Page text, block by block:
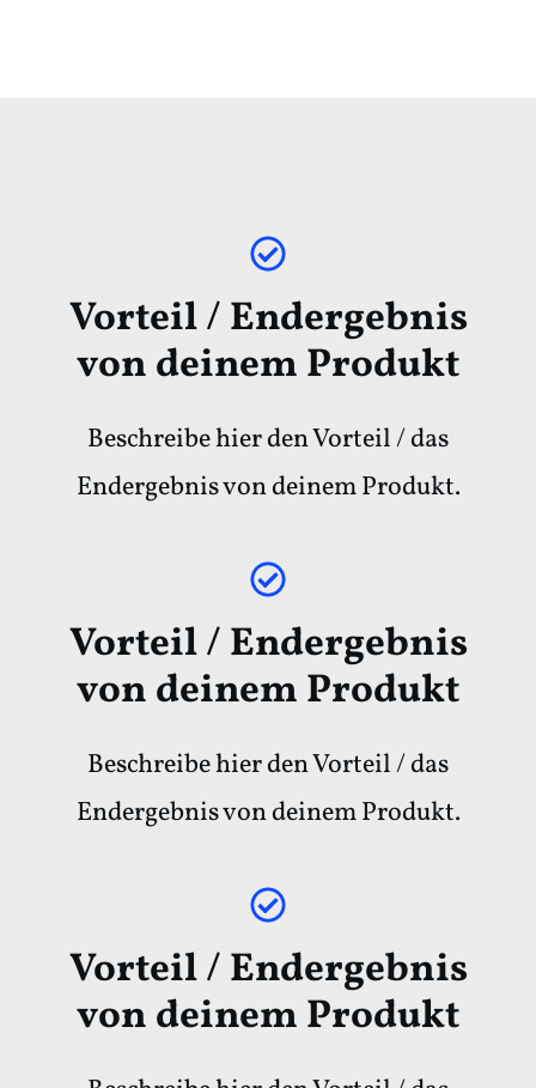
Vorteil / Endergebnis
von deinem Produkt
Beschreibe hier den Vorteil / das
Endergebnis von deinem Produkt.
Vorteil / Endergebnis
von deinem Produkt
Beschreibe hier den Vorteil / das
Endergebnis von deinem Produkt.
Vorteil / Endergebnis
von deinem Produkt